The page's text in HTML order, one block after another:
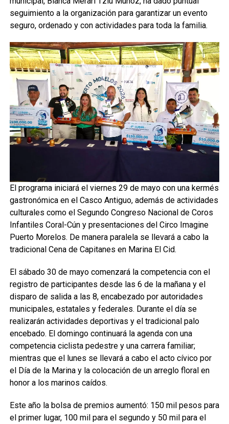
seguimiento a la organización para garantizar un evento
seguro, ordenado y con actividades para toda la familia.
El programa iniciará el viernes 29 de mayo con una kermés
gastronómica en el Casco Antiguo, además de actividades
culturales como el Segundo Congreso Nacional de Coros
Infantiles Coral-Cún y presentaciones del Circo Imagine
Puerto Morelos. De manera paralela se llevará a cabo la
tradicional Cena de Capitanes en Marina El Cid.
El sábado 30 de mayo comenzará la competencia con el
registro de participantes desde las 6 de la mañana y el
disparo de salida a las 8, encabezado por autoridades
municipales, estatales y federales. Durante el día se
realizarán actividades deportivas y el tradicional palo
encebado. El domingo continuará la agenda con una
competencia ciclista pedestre y una carrera familiar;
mientras que el lunes se llevará a cabo el acto cívico por
el Día de la Marina y la colocación de un arreglo floral en
honor a los marinos caídos.
Este año la bolsa de premios aumentó: 150 mil pesos para
el primer lugar, 100 mil para el segundo y 50 mil para el